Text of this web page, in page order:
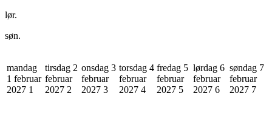
lør.
søn.
mandag
1 februar
2027 1
tirsdag 2
februar
2027 2
onsdag 3
februar
2027 3
torsdag 4
februar
2027 4
fredag 5
februar
2027 5
lørdag 6
februar
2027 6
søndag 7
februar
2027 7